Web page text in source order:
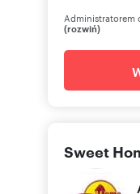
Administratorem
(rozwiń)
Sweet